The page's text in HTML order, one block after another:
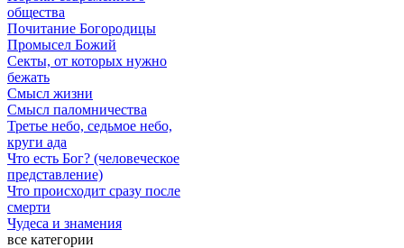
общества
Почитание Богородицы
Промысел Божий
Секты, от которых нужно
бежать
Смысл жизни
Смысл паломничества
Третье небо, седьмое небо,
круги ада
Что есть Бог? (человеческое
представление)
Что происходит сразу после
смерти
Чудеса и знамения
все категории